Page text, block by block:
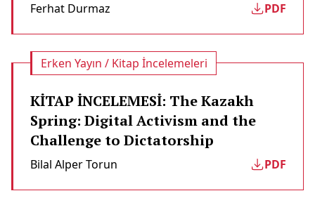
Ferhat Durmaz PDF
Erken Yayın / Kitap İncelemeleri
KİTAP İNCELEMESİ: The Kazakh
Spring: Digital Activism and the
Challenge to Dictatorship
Bilal Alper Torun PDF